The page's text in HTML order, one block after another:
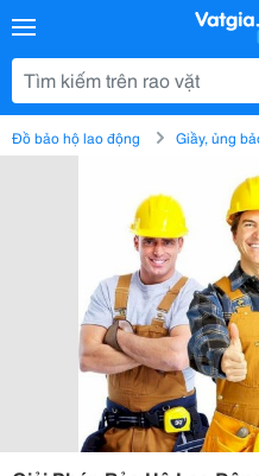
Đồ bảo hộ lao động Giầy, ủng